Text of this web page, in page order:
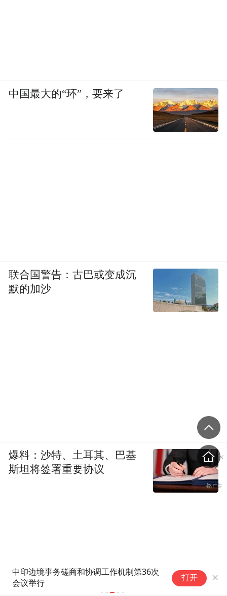
中印边境事务磋商和协调工作机制第36次
会议举行
打开
中国最大的“环”，要来了
联合国警告：古巴或变成沉
默的加沙
爆料：沙特、土耳其、巴基
斯坦将签署重要协议